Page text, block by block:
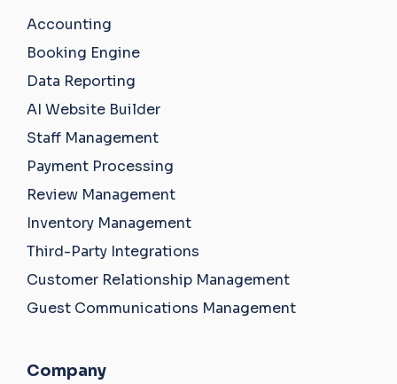
Accounting
Booking Engine
Data Reporting
AI Website Builder
Staff Management
Payment Processing
Review Management
Inventory Management
Third-Party Integrations
Customer Relationship Management
Guest Communications Management
Company